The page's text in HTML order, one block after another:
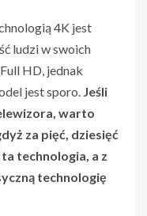
4K jest
ludzi w swoich
HD, jednak
jest sporo. Jeśli
warto
za pięć, dziesięć
technologia, a z
technologię